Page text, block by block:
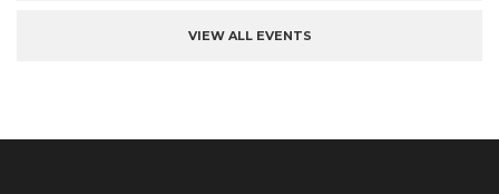
VIEW ALL EVENTS